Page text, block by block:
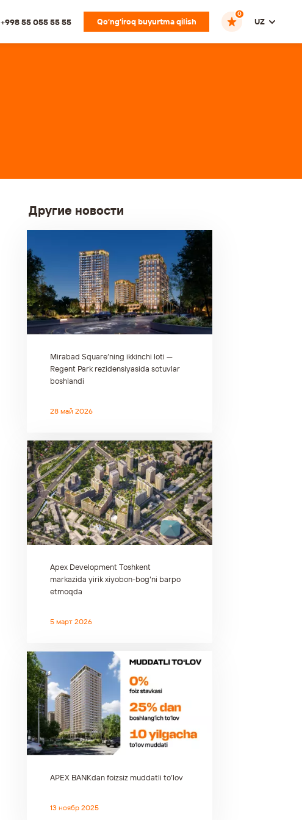
+998 55 055 55 55 Qo‘ng‘iroq buyurtma qilish
0
UZ
Другие новости
Mirabad Square’ning ikkinchi loti —
Regent Park rezidensiyasida sotuvlar
boshlandi
28 май 2026
Apex Development Toshkent
markazida yirik xiyobon-bog'ni barpo
etmoqda
5 март 2026
APEX BANKdan foizsiz muddatli to‘lov
13 ноябр 2025